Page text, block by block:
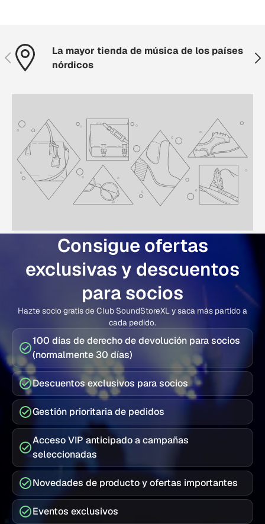
Anterior
La mayor tienda de música de los países
nórdicos
Consigue ofertas
exclusivas y descuentos
para socios
Hazte socio gratis de Club SoundStoreXL y saca más partido a
cada pedido.
100 días de derecho de devolución para socios
(normalmente 30 días)
Descuentos exclusivos para socios
Gestión prioritaria de pedidos
Acceso VIP anticipado a campañas
seleccionadas
Novedades de producto y ofertas importantes
Eventos exclusivos